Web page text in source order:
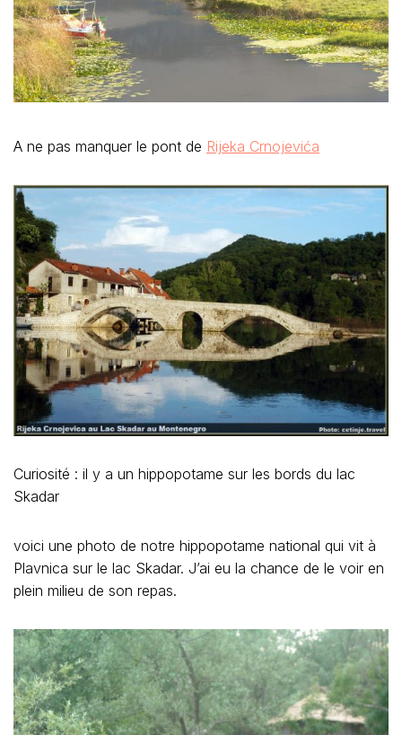
A ne pas manquer le pont de Rijeka Crnojevića
Curiosité : il y a un hippopotame sur les bords du lac
Skadar
voici une photo de notre hippopotame national qui vit à
Plavnica sur le lac Skadar. J’ai eu la chance de le voir en
plein milieu de son repas.